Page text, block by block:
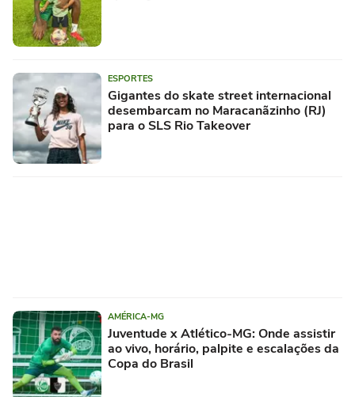
ESPORTES
Gigantes do skate street internacional
desembarcam no Maracanãzinho (RJ)
para o SLS Rio Takeover
AMÉRICA-MG
Juventude x Atlético-MG: Onde assistir
ao vivo, horário, palpite e escalações da
Copa do Brasil